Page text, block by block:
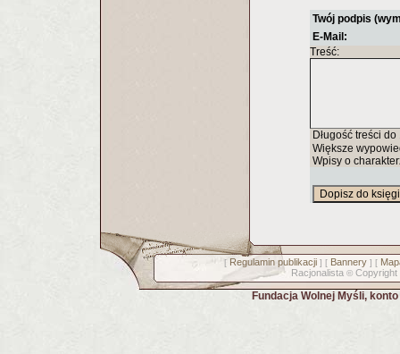
Twój podpis
E-Mail:
Treść:
Długość treści
Większe
Wpisy o
[ Regulamin publikacji] [ Bannery] [
Racjonalista © Copyright
Fundacja Wolnej Myśli,